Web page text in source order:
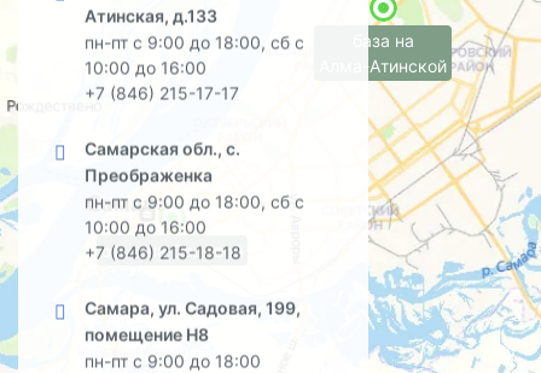
Атинская, д.133
пн-пт с 9:00 до 18:00, сб с
10:00 до 16:00
+7 (846) 215-17-17
Самарская обл., с.
Преображенка
пн-пт с 9:00 до 18:00, сб с
10:00 до 16:00
+7 (846) 215-18-18
Самара, ул. Садовая, 199,
помещение Н8
пн-пт с 9:00 до 18:00
офис на Садовой
база на
Алма-Атинской